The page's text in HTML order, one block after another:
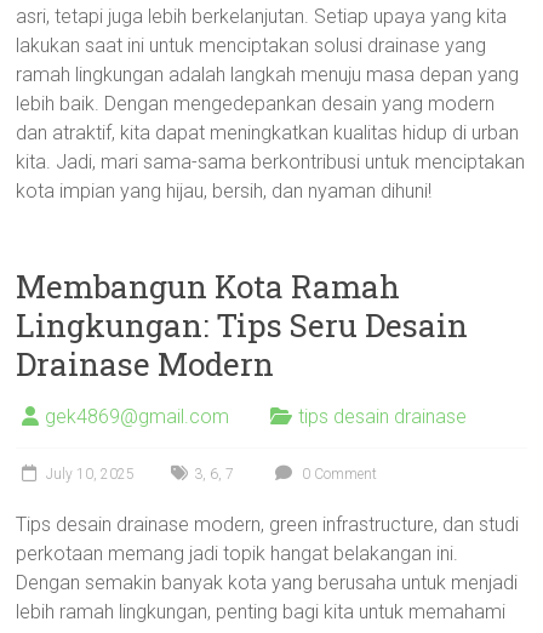
asri, tetapi juga lebih berkelanjutan. Setiap upaya yang kita
lakukan saat ini untuk menciptakan solusi drainase yang
ramah lingkungan adalah langkah menuju masa depan yang
lebih baik. Dengan mengedepankan desain yang modern
dan atraktif, kita dapat meningkatkan kualitas hidup di urban
kita. Jadi, mari sama-sama berkontribusi untuk menciptakan
kota impian yang hijau, bersih, dan nyaman dihuni!
Membangun Kota Ramah
Lingkungan: Tips Seru Desain
Drainase Modern
gek4869@gmail.com tips desain drainase
July 10, 2025 3, 6,7 0 Comment
Tips desain drainase modern, green infrastructure, dan studi
perkotaan memang jadi topik hangat belakangan ini.
Dengan semakin banyak kota yang berusaha untuk menjadi
lebih ramah lingkungan, penting bagi kita untuk memahami